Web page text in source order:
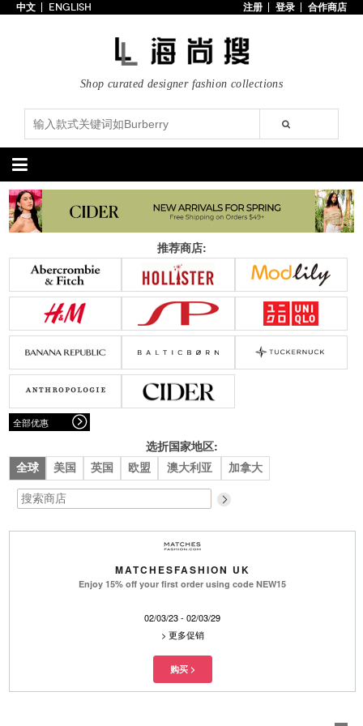
专辑
博客
上线新款
100美元以下
分类精选
包袋
手提包
手拿包
购物包
肩挎包
斜挎包
背包
上架新款
$100以下
$200以下
折扣
鞋履
高跟鞋
凉鞋
靴子
楔形鞋
平底鞋
休闲鞋
上架新款
$100以下
$200以下
折扣
配饰
腰带
围巾
小包
手表/珠宝
上架新款
$100以下
服装
连衣裙
裙子
大衣/夹克
上衣/毛线衣
上架新款
折扣
流行系列
著名品牌
流行品牌
新潮别致
悠闲运动
Valentino
中文 ENGLISH 注册 登录 合作商店
Shop curated designer fashion collections
推荐商店:
全部优惠
选折国家地区:
全球 美国 英国 欧盟 澳大利亚 加拿大
MATCHESFASHION UK
Enjoy 15% off your first order using code NEW15
02/03/23 - 02/03/29
> 更多促销